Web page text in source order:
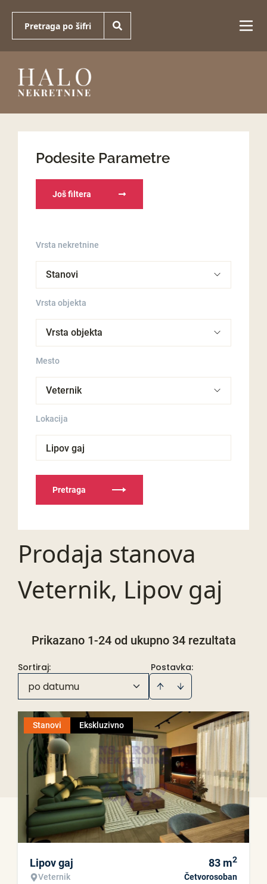
Podesite Parametre
Još filtera
Vrsta nekretnine
Vrsta objekta
Mesto
Lokacija
Lipov gaj
Pretraga
Prodaja stanova
Veternik, Lipov gaj
Prikazano 1-24 od ukupno 34 rezultata
Postavka:
Sortiraj:
po datumu
Stanovi Ekskluzivno
Lipov gaj
Veternik
83 m2
Četvorosoban